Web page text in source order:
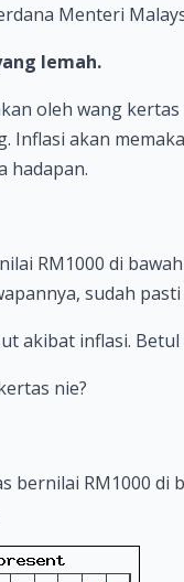
Menteri
lemah.
oleh wang
Inflasi akan
hadapan.
RM1000 di
sudah
akibat inflasi. Betul
nie?
bernilai RM1000